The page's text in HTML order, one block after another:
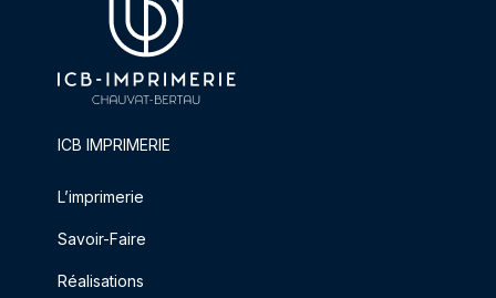
ICB IMPRIMERIE
L’imprimerie
Savoir-Faire
Réalisations